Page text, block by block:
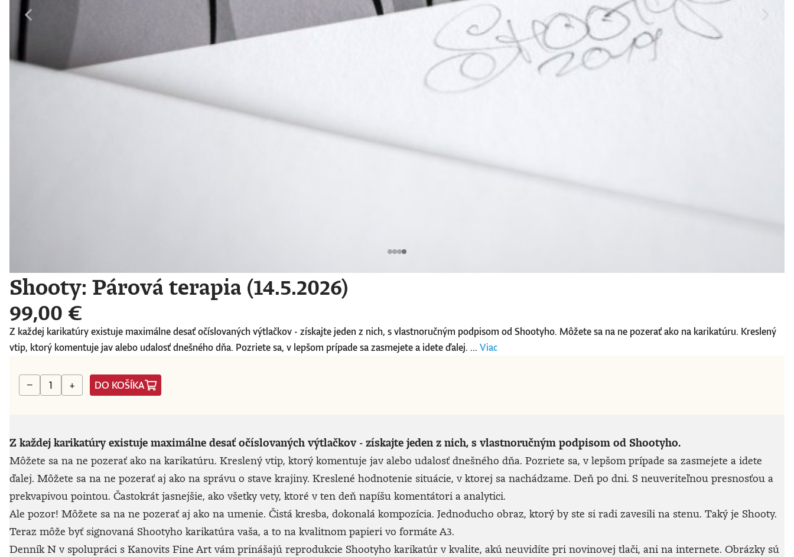
Shooty: Párová terapia (14.5.2026)
99,00 €
Z každej karikatúry existuje maximálne desať očíslovaných výtlačkov - získajte jeden z nich, s vlastnoručným podpisom od Shootyho. Môžete sa na ne pozerať ako na karikatúru. Kreslený
vtip, ktorý komentuje jav alebo udalosť dnešného dňa. Pozriete sa, v lepšom prípade sa zasmejete a idete ďalej. ... Viac
− + DO KOŠÍKA
Z každej karikatúry existuje maximálne desať očíslovaných výtlačkov - získajte jeden z nich, s vlastnoručným podpisom od Shootyho.
Môžete sa na ne pozerať ako na karikatúru. Kreslený vtip, ktorý komentuje jav alebo udalosť dnešného dňa. Pozriete sa, v lepšom prípade sa zasmejete a idete
ďalej. Môžete sa na ne pozerať aj ako na správu o stave krajiny. Kreslené hodnotenie situácie, v ktorej sa nachádzame. Deň po dni. S neuveriteľnou presnosťou a
prekvapivou pointou. Častokrát jasnejšie, ako všetky vety, ktoré v ten deň napíšu komentátori a analytici.
Ale pozor! Môžete sa na ne pozerať aj ako na umenie. Čistá kresba, dokonalá kompozícia. Jednoducho obraz, ktorý by ste si radi zavesili na stenu. Taký je Shooty.
Teraz môže byť signovaná Shootyho karikatúra vaša, a to na kvalitnom papieri vo formáte A3.
Denník N v spolupráci s Kanovits Fine Art vám prinášajú reprodukcie Shootyho karikatúr v kvalite, akú neuvidíte pri novinovej tlači, ani na internete. Obrázky sú